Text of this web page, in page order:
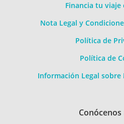
Financia tu viaje
Nota Legal y
Política de
Política de
Información Legal sobre